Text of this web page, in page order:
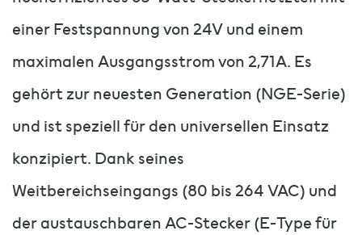
einer Festspannung von 24V und einem
maximalen Ausgangsstrom von 2,71A. Es
gehört zur neuesten Generation (NGE-Serie)
und ist speziell für den universellen Einsatz
konzipiert. Dank seines
Weitbereichseingangs (80 bis 264 VAC) und
der austauschbaren AC-Stecker (E-Type für